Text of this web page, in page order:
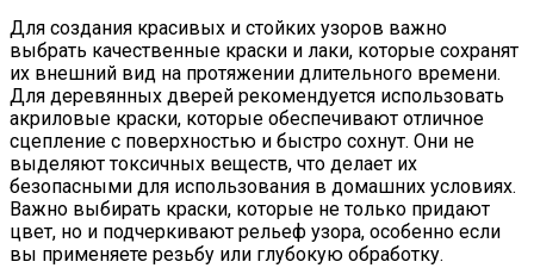
Для создания красивых и стойких узоров важно
выбрать качественные краски и лаки, которые сохранят
их внешний вид на протяжении длительного времени.
Для деревянных дверей рекомендуется использовать
акриловые краски, которые обеспечивают отличное
сцепление с поверхностью и быстро сохнут. Они не
выделяют токсичных веществ, что делает их
безопасными для использования в домашних условиях.
Важно выбирать краски, которые не только придают
цвет, но и подчеркивают рельеф узора, особенно если
вы применяете резьбу или глубокую обработку.